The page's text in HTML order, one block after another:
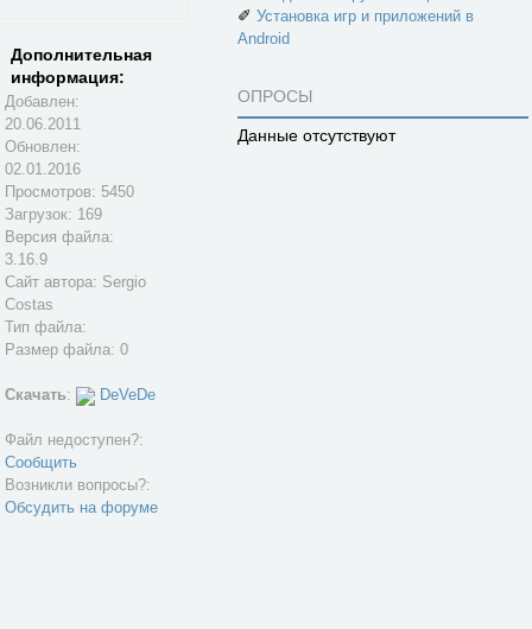
Дополнительная
информация:
Добавлен:
20.06.2011
Обновлен:
02.01.2016
Просмотров: 5450
Загрузок: 169
Версия файла:
3.16.9
Сайт автора: Sergio
Costas
Тип файла:
Размер файла: 0
Скачать: DeVeDe
Файл недоступен?:
Сообщить
Возникли вопросы?:
Обсудить на форуме
✐ Установка игр и приложений в
Android
ОПРОСЫ
Данные отсутствуют